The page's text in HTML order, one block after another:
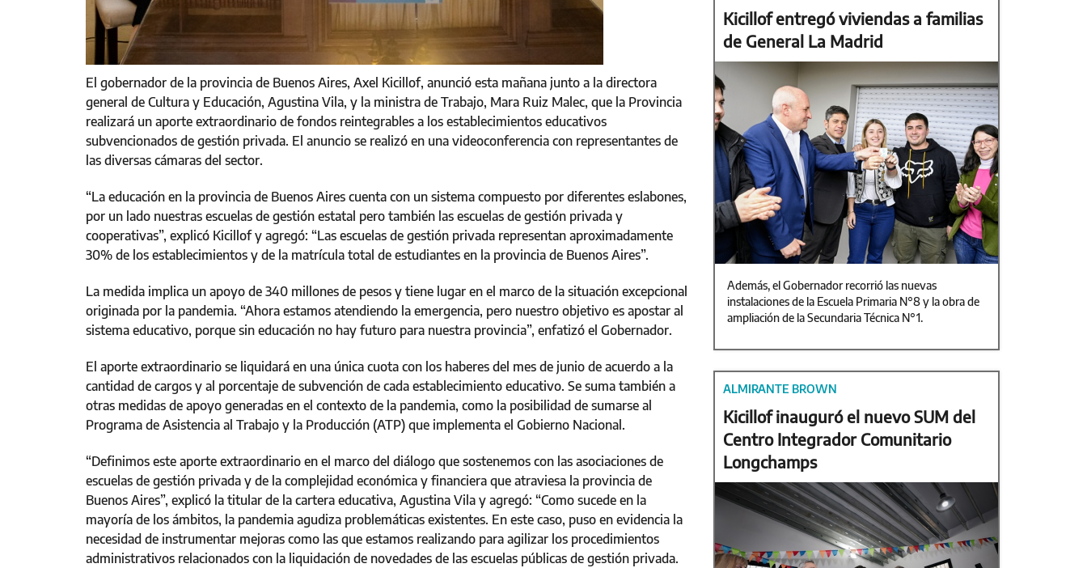
El gobernador de la provincia de Buenos Aires, Axel Kicillof, anunció esta mañana junto a la directora
general de Cultura y Educación, Agustina Vila, y la ministra de Trabajo, Mara Ruiz Malec, que la Provincia
realizará un aporte extraordinario de fondos reintegrables a los establecimientos educativos
subvencionados de gestión privada. El anuncio se realizó en una videoconferencia con representantes de
las diversas cámaras del sector.
“La educación en la provincia de Buenos Aires cuenta con un sistema compuesto por diferentes eslabones,
por un lado nuestras escuelas de gestión estatal pero también las escuelas de gestión privada y
cooperativas”, explicó Kicillof y agregó: “Las escuelas de gestión privada representan aproximadamente
30% de los establecimientos y de la matrícula total de estudiantes en la provincia de Buenos Aires”.
La medida implica un apoyo de 340 millones de pesos y tiene lugar en el marco de la situación excepcional
originada por la pandemia. “Ahora estamos atendiendo la emergencia, pero nuestro objetivo es apostar al
sistema educativo, porque sin educación no hay futuro para nuestra provincia”, enfatizó el Gobernador.
El aporte extraordinario se liquidará en una única cuota con los haberes del mes de junio de acuerdo a la
cantidad de cargos y al porcentaje de subvención de cada establecimiento educativo. Se suma también a
otras medidas de apoyo generadas en el contexto de la pandemia, como la posibilidad de sumarse al
Programa de Asistencia al Trabajo y la Producción (ATP) que implementa el Gobierno Nacional.
“Definimos este aporte extraordinario en el marco del diálogo que sostenemos con las asociaciones de
escuelas de gestión privada y de la complejidad económica y financiera que atraviesa la provincia de
Buenos Aires”, explicó la titular de la cartera educativa, Agustina Vila y agregó: “Como sucede en la
mayoría de los ámbitos, la pandemia agudiza problemáticas existentes. En este caso, puso en evidencia la
necesidad de instrumentar mejoras como las que estamos realizando para agilizar los procedimientos
administrativos relacionados con la liquidación de novedades de las escuelas públicas de gestión privada.
Kicillof entregó viviendas a familias
de General La Madrid
Además, el Gobernador recorrió las nuevas
instalaciones de la Escuela Primaria N°8 y la obra de
ampliación de la Secundaria Técnica N°1.
ALMIRANTE BROWN
Kicillof inauguró el nuevo SUM del
Centro Integrador Comunitario
Longchamps